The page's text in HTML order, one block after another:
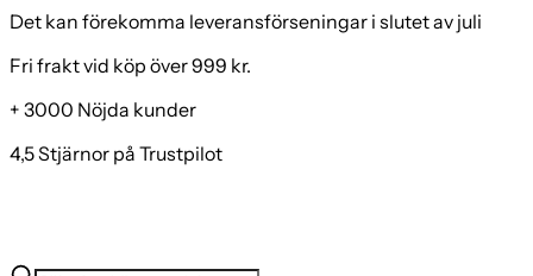
Det kan förekomma leveransförseningar i slutet av juli
Fri frakt vid köp över 999 kr.
+ 3000 Nöjda kunder
4,5 Stjärnor på Trustpilot